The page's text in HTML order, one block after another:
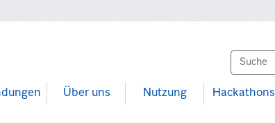
Über uns Nutzung Hackathons